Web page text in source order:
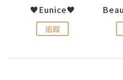
♥Eunice♥
追蹤